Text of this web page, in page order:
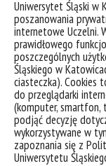
Uniwersytet Śląski w
poszanowania
internetowe Uczelni.
prawidłowego
poszczególnych
Śląskiego w
ciasteczka). Cookies
do przeglądarki
(komputer, smartfon,
podjąć decyzję
wykorzystywane w
zapoznania się z
Uniwersytetu
Studenci
muzycznej na
kategorie:wiadomości